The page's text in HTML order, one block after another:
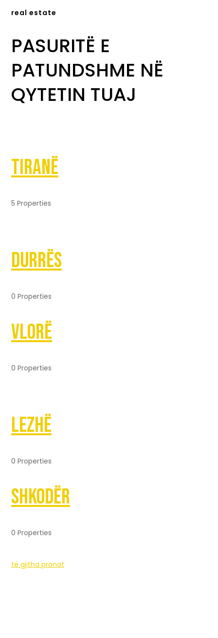
real estate
PASURITË E
PATUNDSHME NË
QYTETIN TUAJ
Tiranë
5 Properties
Durrës
0 Properties
Vlorë
0 Properties
Lezhë
0 Properties
Shkodër
0 Properties
të gjitha pronat